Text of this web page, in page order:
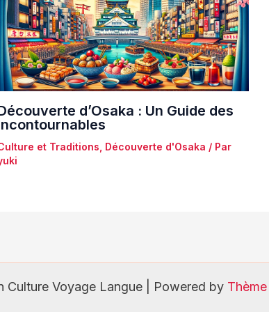
d’Osaka : Un Guide des
et Traditions Découverte d'Osaka / Par
Voyage Langue | Powered by